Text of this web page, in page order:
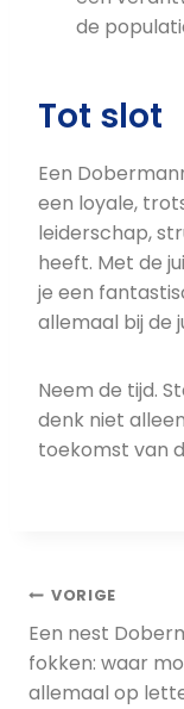
de
Tot slot
Een
een loyale,
leiderschap,
heeft. Met de
je een
allemaal bij de
Neem de tijd.
denk niet
toekomst van
Bericht
VORIGE
Een nest
fokken: waar
allemaal op